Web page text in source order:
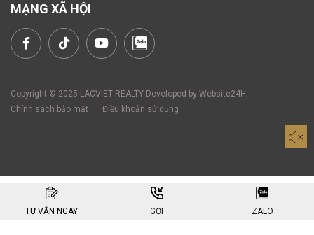
MẠNG XÃ HỘI
Copyright © 2025 LACVIET REALTY Developed by Website24H .
Chính sách bảo mật
Điều khoản sử dụng
TƯ VẤN NGAY GỌI ZALO